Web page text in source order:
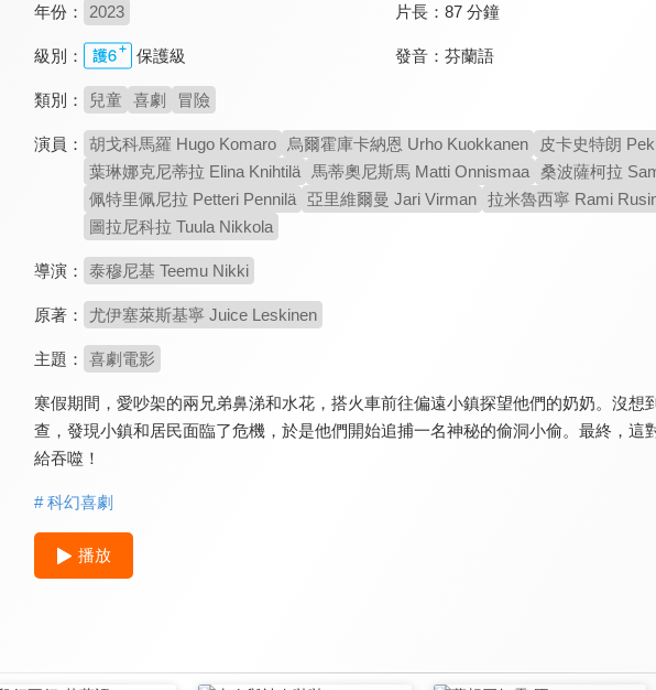
年份： 2023 片長： 87 分鐘
級別： 保護級 發音： 芬蘭語
類別： 兒童 喜劇 冒險
演員： 胡戈科馬羅 Hugo Komaro 烏爾霍庫卡納恩 Urho Kuokkanen 皮卡史特朗
葉琳娜克尼蒂拉 Elina Knihtilä
馬蒂奧尼斯馬 Matti Onnismaa 桑波薩柯拉
佩特里佩尼拉 Petteri Pennilä 亞里維爾曼 Jari Virman 拉米魯西寧 Rami
圖拉尼科拉 Tuula Nikkola
導演： 泰穆尼基 Teemu Nikki
原著： 尤伊塞萊斯基寧 Juice Leskinen
主題： 喜劇電影
寒假期間，愛吵架的兩兄弟鼻涕和水花，搭火車前往偏遠小鎮探望他們的奶奶。沒
查，發現小鎮和居民面臨了危機，於是他們開始追捕一名神秘的偷洞小偷。最終，
給吞噬！
# 科幻喜劇
播放